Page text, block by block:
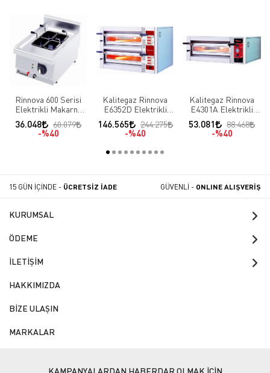
Rinnova 600 Serisi
Elektrikli Makarna
Haşlama 12 LT
(PC4060E 12 LT)
36.048
60.079
%40
Kalitegaz Rinnova
E6352D Elektrikli
Pizza Fırını
Elektronik Kontrol
146.565
244.275
%40
Kalitegaz Rinnova
E4301A Elektrikli
Pizza Fırını Analog
Kontrol
53.081
88.468
%40
15 GÜN İÇİNDE - ÜCRETSİZ İADE GÜVENLİ - ONLINE ALIŞVERİŞ
KURUMSAL
ÖDEME
İLETİŞİM
HAKKIMIZDA
BİZE ULAŞIN
MARKALAR
KAMPANYALARDAN HABERDAR OLMAK İÇİN